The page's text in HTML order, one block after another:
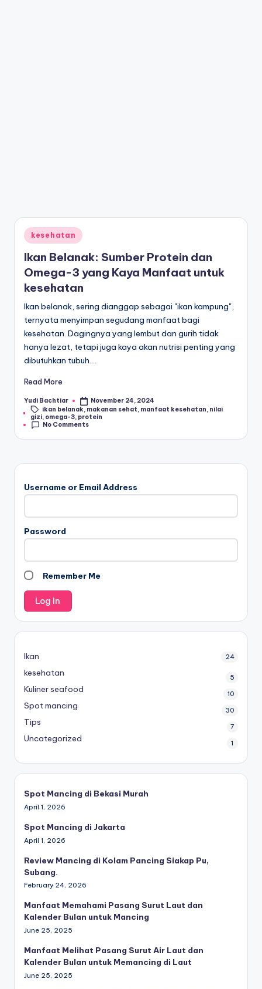
Posted
in
kesehatan
Ikan Belanak: Sumber Protein dan
Omega-3 yang Kaya Manfaat untuk
kesehatan
Ikan belanak, sering dianggap sebagai "ikan kampung",
ternyata menyimpan segudang manfaat bagi
kesehatan. Dagingnya yang lembut dan gurih tidak
hanya lezat, tetapi juga kaya akan nutrisi penting yang
dibutuhkan tubuh.…
Read More
Posted
by
Yudi Bachtiar
November 24, 2024
Tags:ikan belanak makanan sehat manfaat kesehatan nilai
gizi, omega-3, protein
No Comments
Username or Email Address
Password
Remember Me
Ikan 24
kesehatan 5
Kuliner seafood 10
Spot mancing 30
Tips 7
Uncategorized 1
Spot Mancing di Bekasi Murah
April 1, 2026
Spot Mancing di Jakarta
April 1, 2026
Review Mancing di Kolam Pancing Siakap Pu,
Subang.
February 24, 2026
Manfaat Memahami Pasang Surut Laut dan
Kalender Bulan untuk Mancing
June 25, 2025
Manfaat Melihat Pasang Surut Air Laut dan
Kalender Bulan untuk Memancing di Laut
June 25, 2025